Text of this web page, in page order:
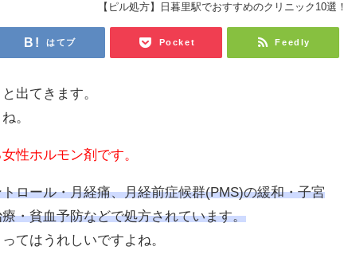
【ピル処方】日暮里駅でおすすめのクリニック10選！
はてブ Pocket Feedly
出てきます。
。
性ホルモン剤です。
ロール・月経痛、月経前症候群(PMS)の緩和・子宮
・貧血予防などで処方されています。
てはうれしいですよね。